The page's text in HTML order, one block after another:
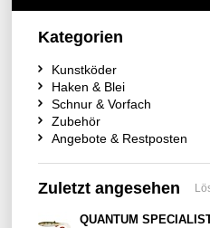
Kategorien
Kunstköder
Haken & Blei
Schnur & Vorfach
Zubehör
Angebote & Restposten
Zuletzt angesehen